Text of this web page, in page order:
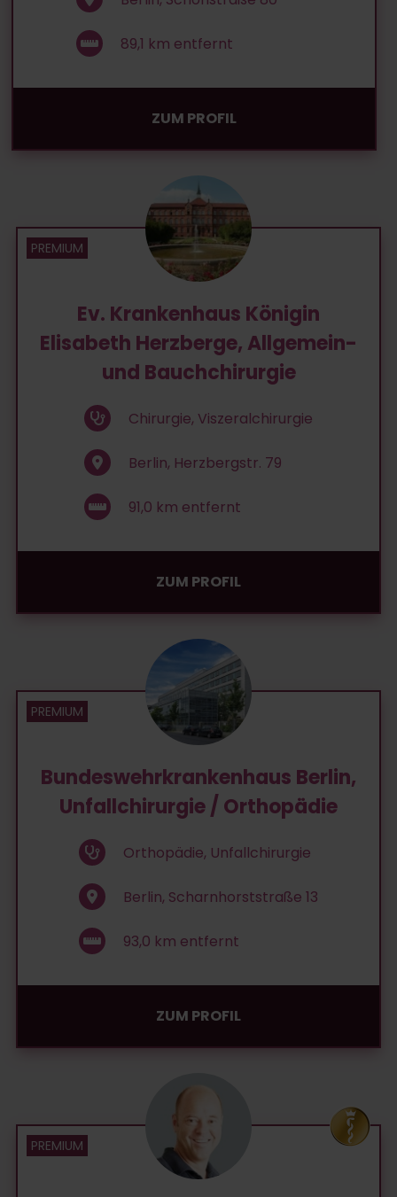
89,1 km entfernt
ZUM PROFIL
Ev. Krankenhaus Königin
Elisabeth Herzberge, Allgemein-
und Bauchchirurgie
Chirurgie, Viszeralchirurgie
Berlin, Herzbergstr. 79
91,0 km entfernt
ZUM PROFIL
Bundeswehrkrankenhaus Berlin,
Unfallchirurgie / Orthopädie
Orthopädie, Unfallchirurgie
Berlin, Scharnhorststraße 13
93,0 km entfernt
ZUM PROFIL